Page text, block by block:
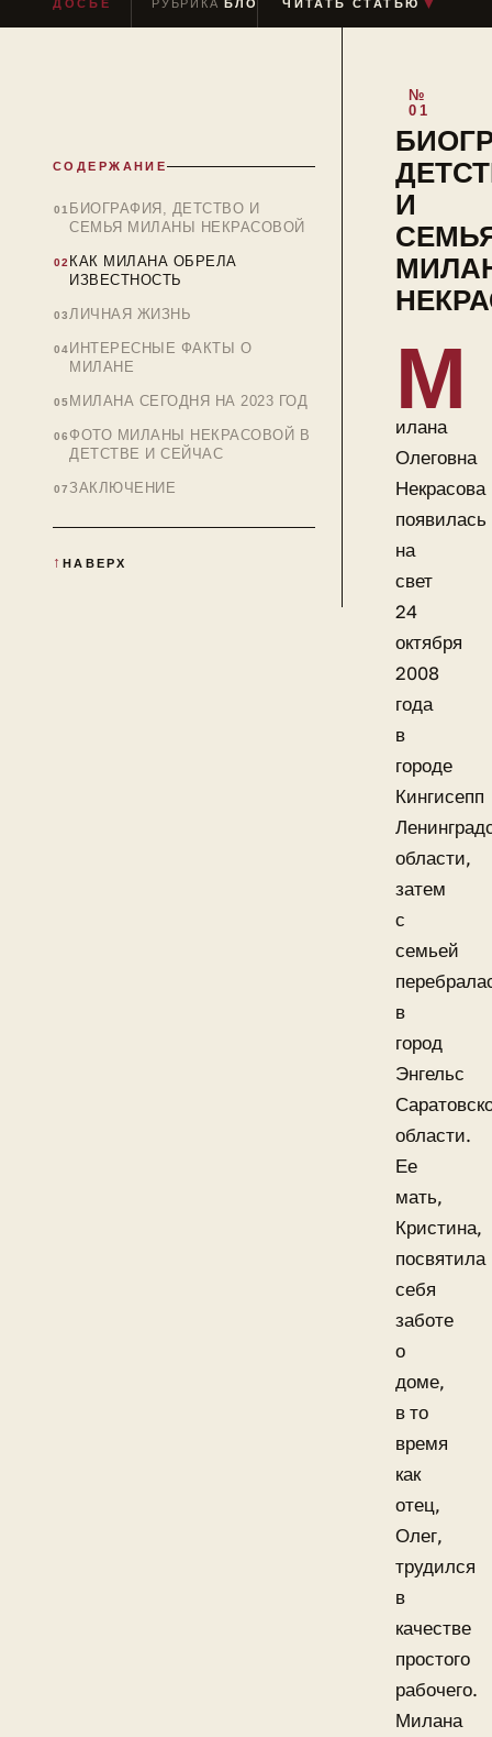
ДОСЬЕ РУБРИКАБЛОГЕРЫ ЧТЕНИЕ≈ 5 МИН
ЧИТАТЬ СТАТЬЮ ▼
СОДЕРЖАНИЕ
БИОГРАФИЯ, ДЕТСТВО И
СЕМЬЯ МИЛАНЫ НЕКРАСОВОЙ
КАК МИЛАНА ОБРЕЛА
ИЗВЕСТНОСТЬ
ЛИЧНАЯ ЖИЗНЬ
ИНТЕРЕСНЫЕ ФАКТЫ О
МИЛАНЕ
МИЛАНА СЕГОДНЯ НА 2023 ГОД
ФОТО МИЛАНЫ НЕКРАСОВОЙ В
ДЕТСТВЕ И СЕЙЧАС
ЗАКЛЮЧЕНИЕ
НАВЕРХ
И
М
илана
Олеговна
Некрасова
появилась
на
свет
24
октября
2008
года
в
городе
Кингисепп
области,
затем
с
семьей
в
город
Энгельс
области.
Ее
мать,
Кристина,
посвятила
себя
заботе
о
доме,
в то
время
как
отец,
Олег,
трудился
в
качестве
простого
рабочего.
Милана